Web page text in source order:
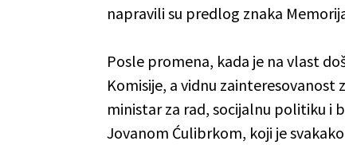
napravili su predlog znaka
Posle promena, kada je na vlast
Komisije, a vidnu zainteresovanost
ministar za rad, socijalnu politiku i
Jovanom Ćulibrkom, koji je